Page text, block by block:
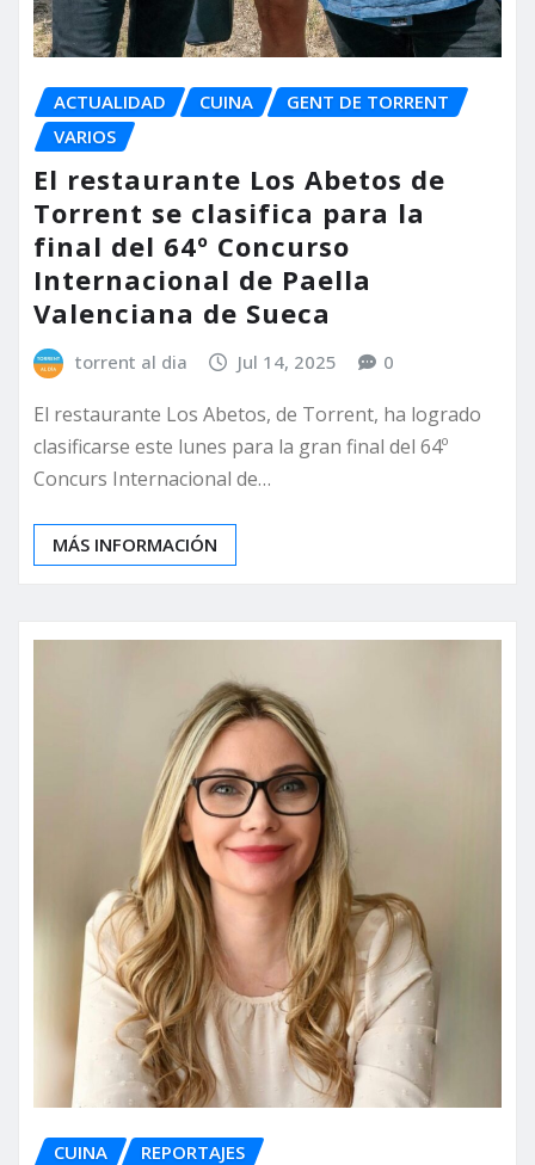
ACTUALIDAD CUINA
GENT DE TORRENT
VARIOS
El restaurante Los Abetos de
Torrent se clasifica para la
final del 64º Concurso
Internacional de Paella
Valenciana de Sueca
torrent al dia Jul 14, 2025 0
El restaurante Los Abetos, de Torrent, ha logrado
clasificarse este lunes para la gran final del 64º
Concurs Internacional de…
MÁS INFORMACIÓN
CUINA REPORTAJES